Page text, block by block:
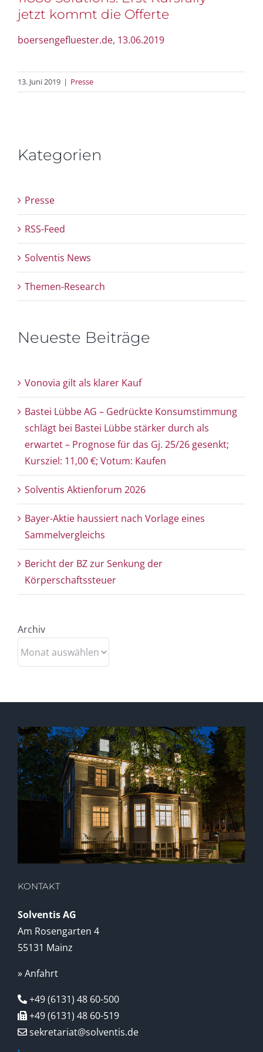
jetzt kommt die Offerte
boersengefluester.de, 13.06.2019
13. Juni 2019 | Presse
Kategorien
Presse
RSS-Feed
Solventis News
Themen-Research
Neueste Beiträge
Vonovia gilt als klarer Kauf
Bastei Lübbe AG – Gedrückte Konsumstimmung
schlägt bei Bastei Lübbe stärker durch als
erwartet – Prognose für das Gj. 25/26 gesenkt;
Kursziel: 11,00 €; Votum: Kaufen
Solventis Aktienforum 2026
Bayer-Aktie haussiert nach Vorlage eines
Sammelvergleichs
Bericht der BZ zur Senkung der
Körperschaftssteuer
Archiv
KONTAKT
Solventis AG
Am Rosengarten 4
55131 Mainz
» Anfahrt
+49 (6131) 48 60-500
+49 (6131) 48 60-519
sekretariat@solventis.de